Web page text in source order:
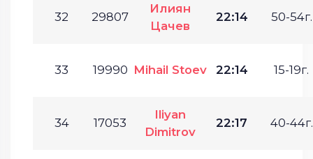
32 29807
Илиян
Цачев
22:14 50-54г.
33 19990 Mihail Stoev 22:14 15-19г.
34 17053
Iliyan
Dimitrov
22:17 40-44г.